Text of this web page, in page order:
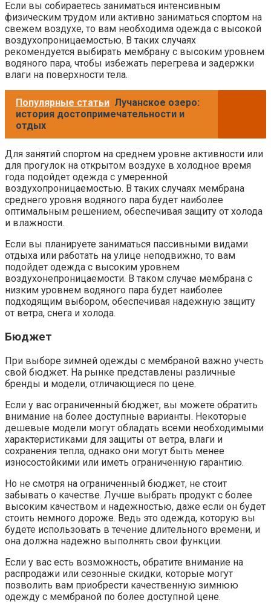
Если вы собираетесь заниматься интенсивным
физическим трудом или активно заниматься спортом на
свежем воздухе, то вам необходима одежда с высокой
воздухопроницаемостью. В таких случаях
рекомендуется выбирать мембрану с высоким уровнем
водяного пара, чтобы избежать перегрева и задержки
влаги на поверхности тела.
Популярные статьи Лучанское озеро:
история достопримечательности и
отдых
Для занятий спортом на среднем уровне активности или
для прогулок на открытом воздухе в холодное время
года подойдет одежда с умеренной
воздухопроницаемостью. В таких случаях мембрана
среднего уровня водяного пара будет наиболее
оптимальным решением, обеспечивая защиту от холода
и влажности.
Если вы планируете заниматься пассивными видами
отдыха или работать на улице неподвижно, то вам
подойдет одежда с высоким уровнем
воздухонепроницаемости. В таком случае мембрана с
низким уровнем водяного пара будет наиболее
подходящим выбором, обеспечивая надежную защиту
от ветра, снега и холода.
Бюджет
При выборе зимней одежды с мембраной важно учесть
свой бюджет. На рынке представлены различные
бренды и модели, отличающиеся по цене.
Если у вас ограниченный бюджет, вы можете обратить
внимание на более доступные варианты. Некоторые
дешевые модели могут обладать всеми необходимыми
характеристиками для защиты от ветра, влаги и
сохранения тепла, однако они могут быть менее
износостойкими или иметь ограниченную гарантию.
Но не смотря на ограниченный бюджет, не стоит
забывать о качестве. Лучше выбрать продукт с более
высоким качеством и надежностью, даже если он будет
стоить немного дороже. Ведь это одежда, которую вы
будете использовать в течение длительного времени, и
она должна надежно выполнять свои функции.
Если у вас есть возможность, обратите внимание на
распродажи или сезонные скидки, которые могут
позволить вам приобрести качественную зимнюю
одежду с мембраной по более доступной цене.